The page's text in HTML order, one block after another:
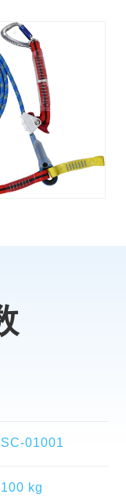
SC-01001
100 kg